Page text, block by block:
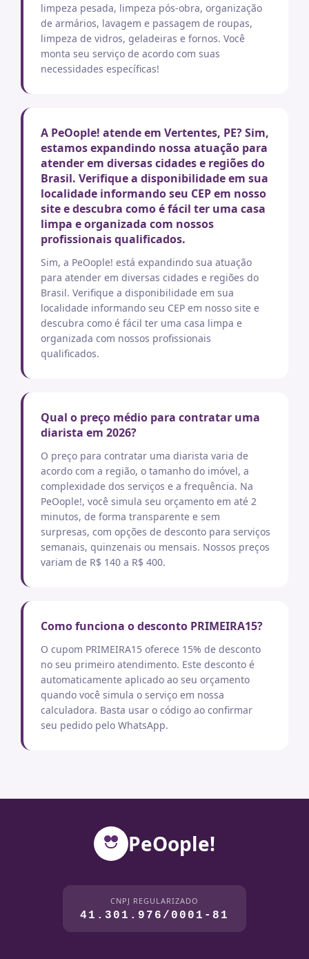
limpeza pesada, limpeza pós-obra, organização
de armários, lavagem e passagem de roupas,
limpeza de vidros, geladeiras e fornos. Você
monta seu serviço de acordo com suas
necessidades específicas!
A PeOople! atende em Vertentes, PE? Sim,
estamos expandindo nossa atuação para
atender em diversas cidades e regiões do
Brasil. Verifique a disponibilidade em sua
localidade informando seu CEP em nosso
site e descubra como é fácil ter uma casa
limpa e organizada com nossos
profissionais qualificados.
Sim, a PeOople! está expandindo sua atuação
para atender em diversas cidades e regiões do
Brasil. Verifique a disponibilidade em sua
localidade informando seu CEP em nosso site e
descubra como é fácil ter uma casa limpa e
organizada com nossos profissionais
qualificados.
Qual o preço médio para contratar uma
diarista em 2026?
O preço para contratar uma diarista varia de
acordo com a região, o tamanho do imóvel, a
complexidade dos serviços e a frequência. Na
PeOople!, você simula seu orçamento em até 2
minutos, de forma transparente e sem
surpresas, com opções de desconto para serviços
semanais, quinzenais ou mensais. Nossos preços
variam de R$ 140 a R$ 400.
Como funciona o desconto PRIMEIRA15?
O cupom PRIMEIRA15 oferece 15% de desconto
no seu primeiro atendimento. Este desconto é
automaticamente aplicado ao seu orçamento
quando você simula o serviço em nossa
calculadora. Basta usar o código ao confirmar
seu pedido pelo WhatsApp.
PeOople!
CNPJ REGULARIZADO
41.301.976/0001-81